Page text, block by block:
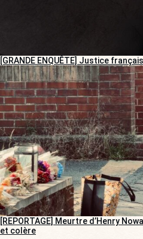
[GRANDE ENQUÊTE] Justice
[REPORTAGE] Meurtre d’Henry
et colère